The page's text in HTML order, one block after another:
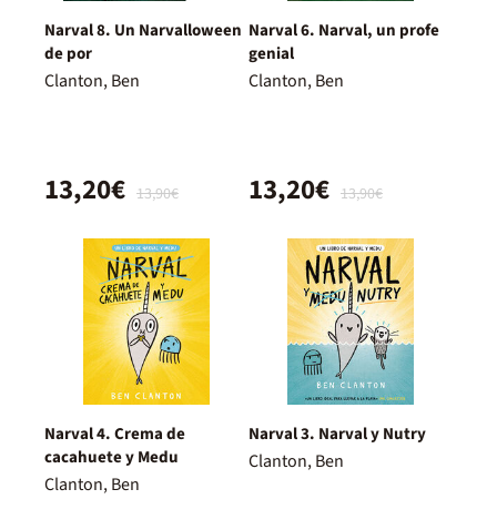
Narval 8. Un Narvalloween
de por
Clanton, Ben
13,90€
13,20€
Narval 6. Narval, un profe
genial
Clanton, Ben
13,90€
13,20€
Narval 4. Crema de
cacahuete y Medu
Clanton, Ben
Narval 3. Narval y Nutry
Clanton, Ben